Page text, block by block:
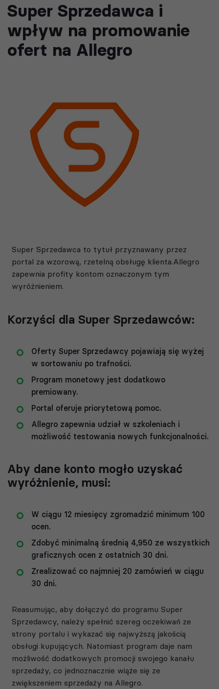
Super Sprzedawca i
wpływ na promowanie
ofert na Allegro
Super Sprzedawca to tytuł przyznawany przez
portal za wzorową, rzetelną obsługę klienta.Allegro
zapewnia profity kontom oznaczonym tym
wyróżnieniem.
Korzyści dla Super Sprzedawców:
Oferty Super Sprzedawcy pojawiają się wyżej
w sortowaniu po trafności.
Program monetowy jest dodatkowo
premiowany.
Portal oferuje priorytetową pomoc.
Allegro zapewnia udział w szkoleniach i
możliwość testowania nowych funkcjonalności.
Aby dane konto mogło uzyskać
wyróżnienie, musi:
W ciągu 12 miesięcy zgromadzić minimum 100
ocen.
Zdobyć minimalną średnią 4,950 ze wszystkich
graficznych ocen z ostatnich 30 dni.
Zrealizować co najmniej 20 zamówień w ciągu
30 dni.
Reasumując, aby dołączyć do programu Super
Sprzedawcy, należy spełnić szereg oczekiwań ze
strony portalu i wykazać się najwyższą jakością
obsługi kupujących. Natomiast program daje nam
możliwość dodatkowych promocji swojego kanału
sprzedaży, co jednoznacznie wiąże się ze
zwiększeniem sprzedaży na Allegro.